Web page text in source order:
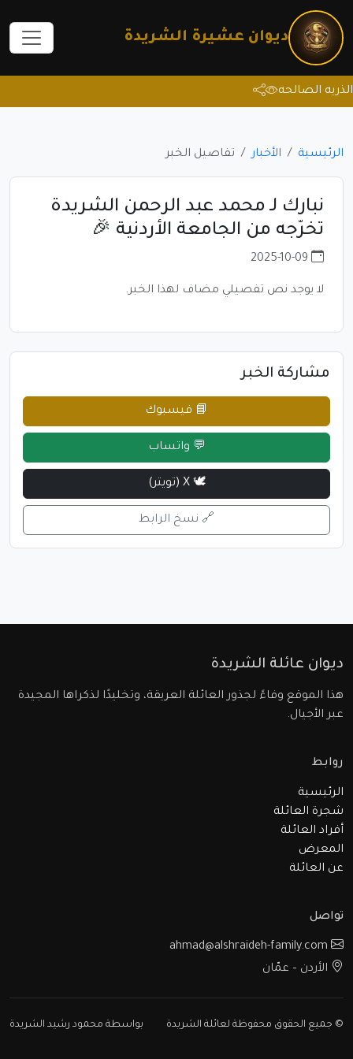
ديوان عشيرة الشريدة
الصالحه
الرئيسية الأخبار تفاصيل الخبر
نبارك لـ محمد عبد الرحمن الشريدة
تخرّجه من الجامعة الأردنية 🎉
لا يوجد نص تفصيلي مضاف لهذا الخبر.
مشاركة الخبر
📘 فيسبوك
💬 واتساب
🕊 X (تويتر)
🔗 نسخ الرابط
ديوان عائلة الشريدة
هذا الموقع وفاءً لجذور العائلة العريقة، وتخليدًا لذكراها المجيدة
عبر الأجيال.
روابط
الرئيسية
شجرة العائلة
أفراد العائلة
المعرض
عن العائلة
تواصل
الأردن – عمّان
© جميع الحقوق محفوظة لعائلة الشريدة بواسطة محمود رشيد الشريدة